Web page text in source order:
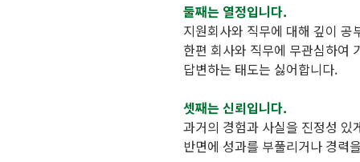
둘째는 열정입니다.
지원회사와 직무에 대해 깊이
한편 회사와 직무에 무관심하여
답변하는 태도는 싫어합니다.
셋째는 신뢰입니다.
과거의 경험과 사실을 진정성
반면에 성과를 부풀리거나 경력